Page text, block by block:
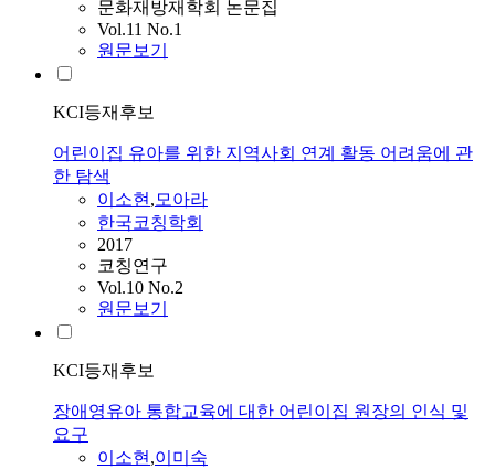
문화재방재학회 논문집
Vol.11 No.1
원문보기
KCI등재후보
어린이집 유아를 위한 지역사회 연계 활동 어려움에 관
한 탐색
이소현,모아라
한국코칭학회
2017
코칭연구
Vol.10 No.2
원문보기
KCI등재후보
장애영유아 통합교육에 대한 어린이집 원장의 인식 및
요구
이소현,이미숙